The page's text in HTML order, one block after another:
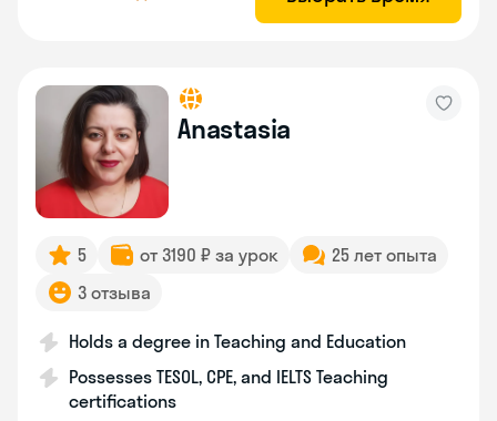
Anastasia
5 от 3190 ₽ за урок
25 лет опыта
3 отзыва
Holds a degree in Teaching and Education
Possesses TESOL, CPE, and IELTS Teaching
certifications